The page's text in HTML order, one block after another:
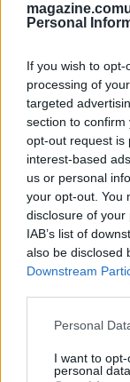
Personal
If you wish to
processing of
targeted
section to
opt-out request is
interest-based
us or personal
your opt-out. You
disclosure of
IAB’s list of
also be disclosed
Downstream
Please note that
not limited to
grant or deny
Personal
I want to
personal data.
Cada miembro
es más adecuada
a largo plazo y
a la liga real de
esperanzador
en un crack
2. Nuevo equipo
El modo más
casi todos
equipo de 15
para fichar.
3. Ningún
Se empieza con